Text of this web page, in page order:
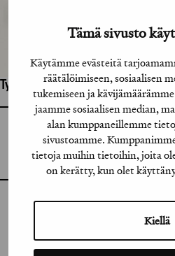
Tämä sivusto
Käytämme evästeitä
räätälöimiseen, sosiaalisen
tukemiseen ja
jaamme sosiaalisen median,
alan kumppaneillemme
sivustoamme.
tietoja muihin tietoihin, joita
on kerätty, kun olet
Kiellä
Työhön osallistuneet henkilöt /